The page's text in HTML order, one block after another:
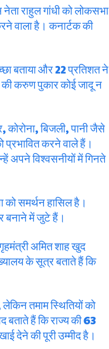
राहुल गांधी को लोकसभा
वाला है। कनार्टक की
बताया और 22 प्रतिशत ने
की करुण पुकार कोई जादू न
कोरोना, बिजली, पानी जैसे
प्रभावित करने वाले हैं।
अपने विश्वसनीयों में गिनते
को समर्थन हासिल है।
बनाने में जुटे हैं।
अमित शाह खुद
के सूत्र बताते हैं कि
तमाम स्थितियों को
हैं कि राज्य की 63
देने की पूरी उम्मीद है।